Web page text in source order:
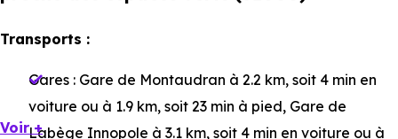
Transports :
Gares : Gare de Montaudran à 2.2 km, soit 4 min en
voiture ou à 1.9 km, soit 23 min à pied, Gare de
Labège Innopole à 3.1 km, soit 4 min en voiture ou à
Voir +